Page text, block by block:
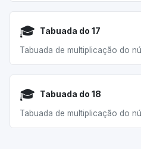
🎓 Tabuada do 17
Tabuada de multiplicação do
🎓 Tabuada do 18
Tabuada de multiplicação do